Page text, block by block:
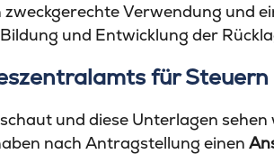
zweckgerechte Verwendung und
und Entwicklung der
für Steuern
und diese Unterlagen
nach Antragstellung einen